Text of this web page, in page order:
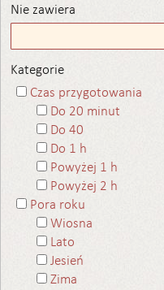
Nie zawiera
Kategorie
Czas przygotowania
Do 20 minut
Do 40
Do 1 h
Powyżej 1 h
Powyżej 2 h
Pora roku
Wiosna
Lato
Jesień
Zima